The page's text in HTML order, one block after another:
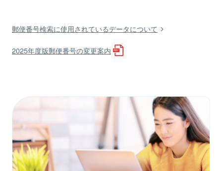
郵便番号検索に使用されているデータについて
2025年度版郵便番号の変更案内